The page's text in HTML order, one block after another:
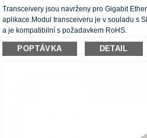
Transceivery jsou navrženy pro Gigabit
aplikace.Modul transceiveru je v souladu s
a je kompatibilní s požadavkem RoHS.
POPTÁVKA DETAIL